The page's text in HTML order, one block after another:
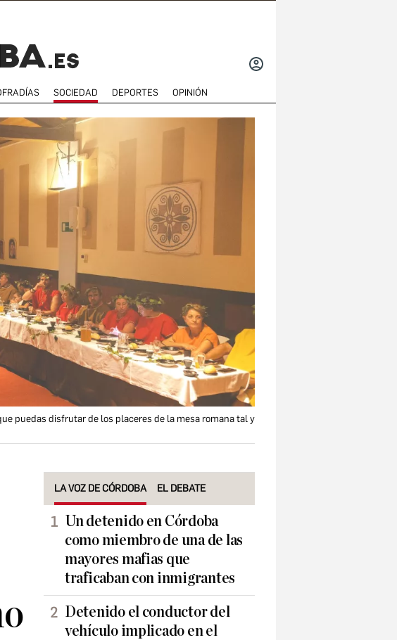
SOCIEDAD DEPORTES OPINIÓN
puedas disfrutar de los placeres de la mesa romana tal y
LA VOZ DE CÓRDOBA EL DEBATE
Un detenido en Córdoba
como miembro de una de las
mayores mafias que
traficaban con inmigrantes
Detenido el conductor del
vehículo implicado en el